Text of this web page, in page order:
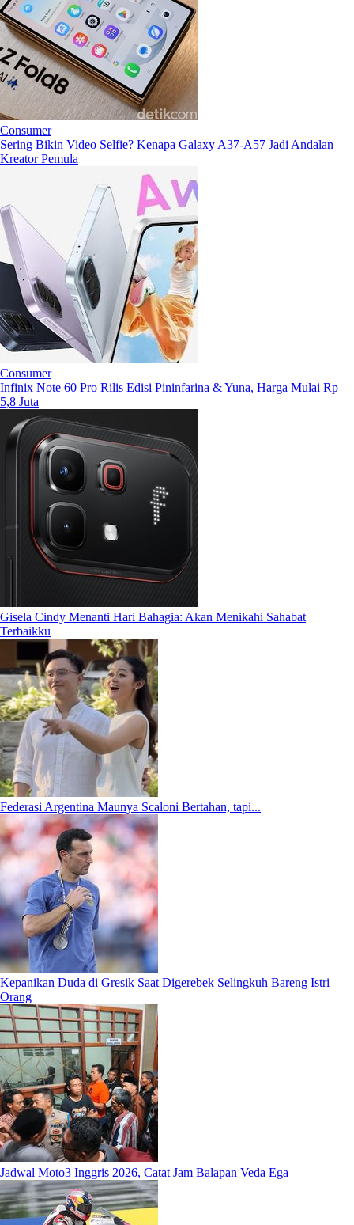
Consumer
Sering Bikin Video Selfie? Kenapa Galaxy A37-A57 Jadi Andalan
Kreator Pemula
Consumer
Infinix Note 60 Pro Rilis Edisi Pininfarina & Yuna, Harga Mulai Rp
5,8 Juta
Gisela Cindy Menanti Hari Bahagia: Akan Menikahi Sahabat
Terbaikku
Federasi Argentina Maunya Scaloni Bertahan, tapi...
Kepanikan Duda di Gresik Saat Digerebek Selingkuh Bareng Istri
Orang
Jadwal Moto3 Inggris 2026, Catat Jam Balapan Veda Ega